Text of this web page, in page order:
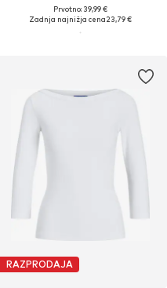
Prvotno: 39,99 €
Zadnja najnižja cena23,79 €
RAZPRODAJA